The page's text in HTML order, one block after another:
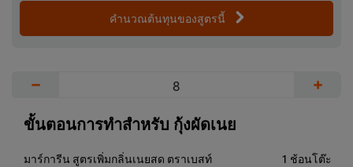
คำนวณต้นทุนของสูตรนี้
− +
ขั้นตอนการทำสำหรับ กุ้งผัดเนย
มาร์การีน สูตรเพิ่มกลิ่นเนยสด ตราเบสท์
1 ช้อนโต๊ะ